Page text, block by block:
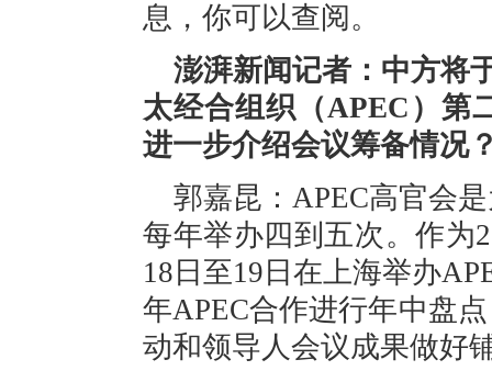
息，你可以查阅。
澎湃新闻记者：中方将
太经合组织（APEC）第
进一步介绍会议筹备情况
郭嘉昆：APEC高官会
每年举办四到五次。作为
18日至19日在上海举办
年APEC合作进行年中盘
动和领导人会议成果做好